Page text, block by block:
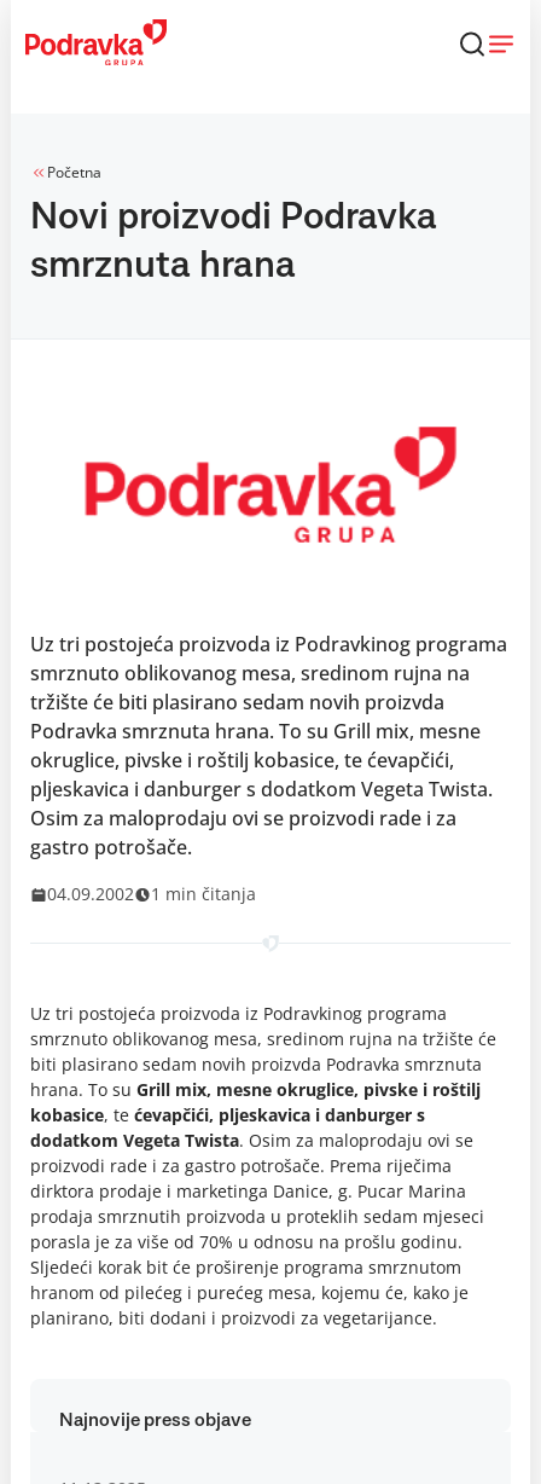
content
Početna
Novi proizvodi Podravka
smrznuta hrana
Uz tri postojeća proizvoda iz Podravkinog programa
smrznuto oblikovanog mesa, sredinom rujna na
tržište će biti plasirano sedam novih proizvda
Podravka smrznuta hrana. To su Grill mix, mesne
okruglice, pivske i roštilj kobasice, te ćevapčići,
pljeskavica i danburger s dodatkom Vegeta Twista.
Osim za maloprodaju ovi se proizvodi rade i za
gastro potrošače.
04.09.2002 1 min čitanja
Uz tri postojeća proizvoda iz Podravkinog programa
smrznuto oblikovanog mesa, sredinom rujna na tržište će
biti plasirano sedam novih proizvda Podravka smrznuta
hrana. To su Grill mix, mesne okruglice, pivske i roštilj
kobasice, te ćevapčići, pljeskavica i danburger s
dodatkom Vegeta Twista. Osim za maloprodaju ovi se
proizvodi rade i za gastro potrošače. Prema riječima
dirktora prodaje i marketinga Danice, g. Pucar Marina
prodaja smrznutih proizvoda u proteklih sedam mjeseci
porasla je za više od 70% u odnosu na prošlu godinu.
Sljedeći korak bit će proširenje programa smrznutom
hranom od pilećeg i purećeg mesa, kojemu će, kako je
planirano, biti dodani i proizvodi za vegetarijance.
Najnovije press objave